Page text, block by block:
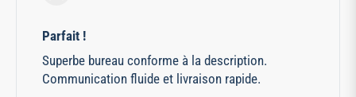
Parfait !
Superbe bureau conforme à la description.
Communication fluide et livraison rapide.